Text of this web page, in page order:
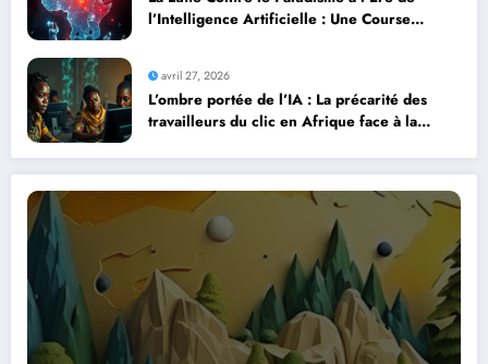
l’Intelligence Artificielle : Une Course
avril 27, 2026
L’ombre portée de l’IA : La précarité des
travailleurs du clic en Afrique face à la